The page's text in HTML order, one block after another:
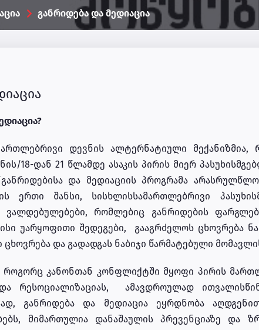
განრიდება და მედიაცია
დევნის ალტერნატიული მექანიზმია,
18-დან 21 წლამდე ასაკის პირის მიერ
და მედიაციის პროგრამა
ერთი შანსი, სისხლისსამართლებრივი
ვალდებულებები, რომლებიც განრიდების
უარყოფითი შედეგები, გააგრძელოს ცხოვრება
და გადადგას ნაბიჯი წარმატებული
როგორც კანონთან კონფლიქტში მყოფი პირის
რესოციალიზაციას, ამავდროულად
განრიდება და მედიაცია ეყრდნობა
მიმართულია დანაშაულის პრევენციაზე და